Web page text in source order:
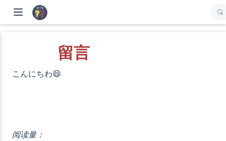
留言
こんにちわ😄
阅读量：